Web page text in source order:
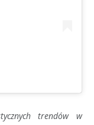
trendów w